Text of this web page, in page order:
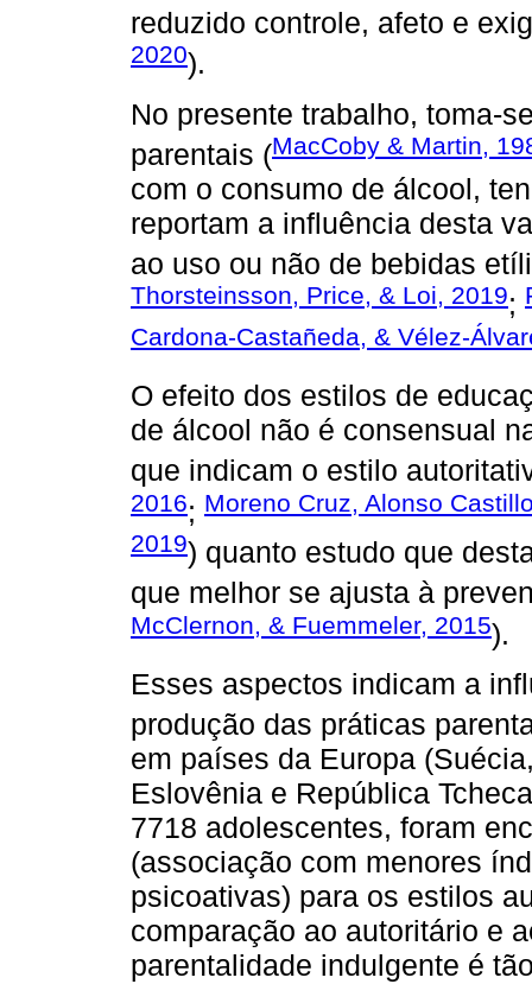
reduzido controle, afeto e
2020).
No presente trabalho, toma-
parentais (MacCoby & Martin,
com o consumo de álcool,
reportam a influência desta
ao uso ou não de bebidas
Thorsteinsson, Price, & Loi, 2019;
Cardona-Castañeda, & Vélez-
O efeito dos estilos de
de álcool não é consensual
que indicam o estilo
2016; Moreno Cruz, Alonso
2019) quanto estudo que
que melhor se ajusta à
McClernon, & Fuemmeler, 2015).
Esses aspectos indicam a
produção das práticas
em países da Europa
Eslovênia e República
7718 adolescentes, foram
(associação com menores
psicoativas) para os estilos
comparação ao autoritário e
parentalidade indulgente é